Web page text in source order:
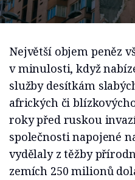
Největší objem peněz
v minulosti, když
služby desítkám
afrických či
roky před ruskou
společnosti napojené
vydělaly z těžby
zemích 250 milionů